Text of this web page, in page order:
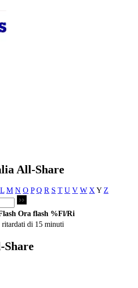
All-Share
L M N O P Q R S T U V W X Y Z
Ora flash %Fl/Ri
di 15 minuti